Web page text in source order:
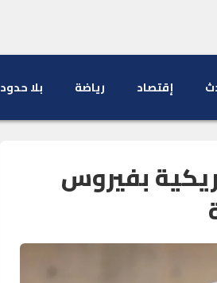
إقتصاد رياضة بلا حدود
بفيروس